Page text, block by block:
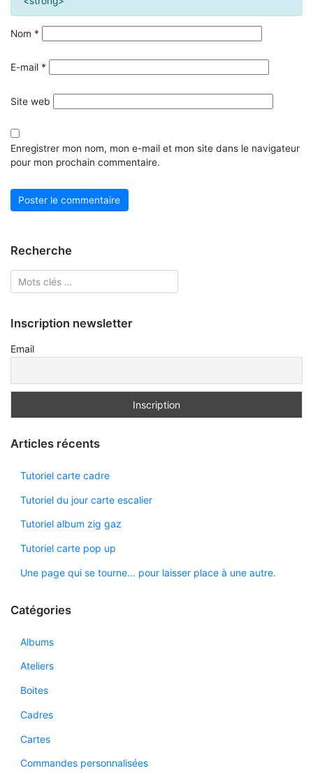
Nom *
E-mail *
Site web
Enregistrer mon nom, mon e-mail et mon site dans le navigateur
pour mon prochain commentaire.
Recherche
Inscription newsletter
Email
Articles récents
Tutoriel carte cadre
Tutoriel du jour carte escalier
Tutoriel album zig gaz
Tutoriel carte pop up
Une page qui se tourne… pour laisser place à une autre.
Catégories
Albums
Ateliers
Boites
Cadres
Cartes
Commandes personnalisées